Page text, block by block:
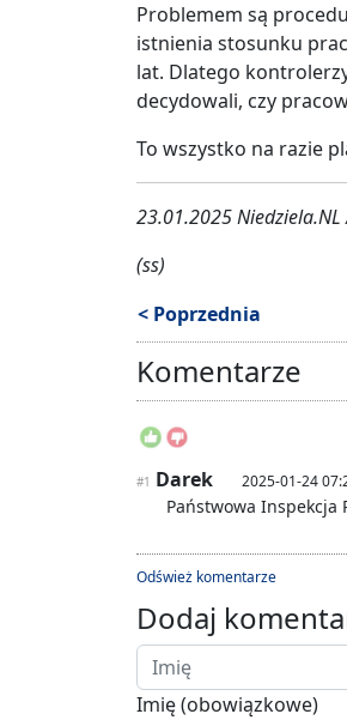
Problemem są
istnienia stosunku
lat. Dlatego
decydowali, czy
To wszystko na razie
23.01.2025
(ss)
< Poprzednia
Komentarze
#1 Darek 2025-01-24
Państwowa Inspekcja
Odśwież komentarze
Dodaj
Imię (obowiązkowe)